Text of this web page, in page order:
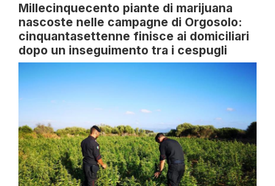
Millecinquecento piante di marijuana
nascoste nelle campagne di Orgosolo:
cinquantasettenne finisce ai domiciliari
dopo un inseguimento tra i cespugli